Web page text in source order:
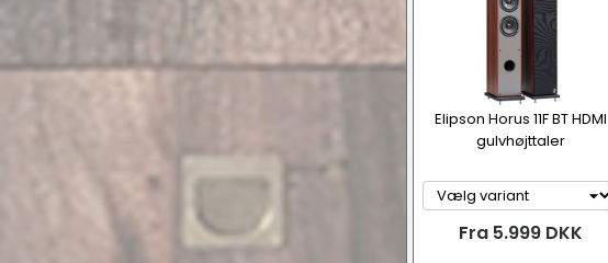
Elipson Horus 11F BT HDMI
gulvhøjttaler
Fra 5.999 DKK